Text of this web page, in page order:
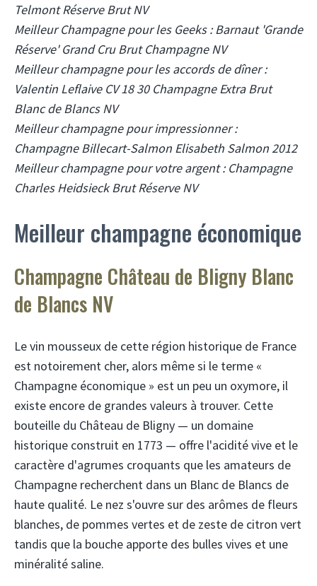
Telmont Réserve Brut NV
Meilleur Champagne pour les Geeks : Barnaut 'Grande
Réserve' Grand Cru Brut Champagne NV
Meilleur champagne pour les accords de dîner :
Valentin Leflaive CV 18 30 Champagne Extra Brut
Blanc de Blancs NV
Meilleur champagne pour impressionner :
Champagne Billecart-Salmon Elisabeth Salmon 2012
Meilleur champagne pour votre argent : Champagne
Charles Heidsieck Brut Réserve NV
Meilleur champagne économique
Champagne Château de Bligny Blanc
de Blancs NV
Le vin mousseux de cette région historique de France
est notoirement cher, alors même si le terme «
Champagne économique » est un peu un oxymore, il
existe encore de grandes valeurs à trouver. Cette
bouteille du Château de Bligny — un domaine
historique construit en 1773 — offre l'acidité vive et le
caractère d'agrumes croquants que les amateurs de
Champagne recherchent dans un Blanc de Blancs de
haute qualité. Le nez s'ouvre sur des arômes de fleurs
blanches, de pommes vertes et de zeste de citron vert
tandis que la bouche apporte des bulles vives et une
minéralité saline.